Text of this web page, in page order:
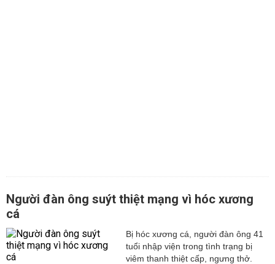
Người đàn ông suýt thiệt mạng vì hóc xương
cá
Bị hóc xương cá, người đàn ông 41
tuổi nhập viện trong tình trạng bị
viêm thanh thiệt cấp, ngưng thở.